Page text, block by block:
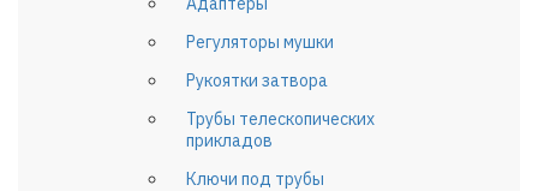
Регуляторы мушки
Рукоятки затвора
Трубы телескопических
прикладов
Ключи под трубы